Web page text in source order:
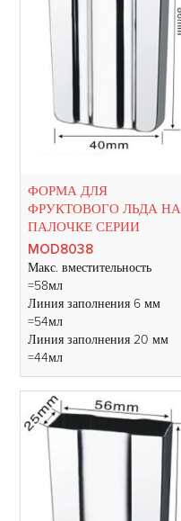
ФОРМА ДЛЯ
ФРУКТОВОГО ЛЬДА НА
ПАЛОЧКЕ СЕРИИ
MOD8038
Макс. вместительность
=58мл
Линия заполнения 6 мм
=54мл
Линия заполнения 20 мм
=44мл